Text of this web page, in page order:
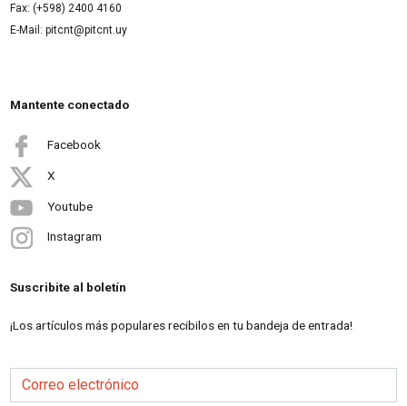
Fax: (+598) 2400 4160
E-Mail: pitcnt@pitcnt.uy
Mantente conectado
Facebook
X
Youtube
Instagram
Suscribite al boletín
¡Los artículos más populares recibilos en tu bandeja de entrada!
Correo electrónico